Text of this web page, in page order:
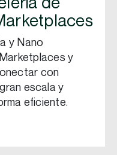
y Nano
y
con
escala y
eficiente.